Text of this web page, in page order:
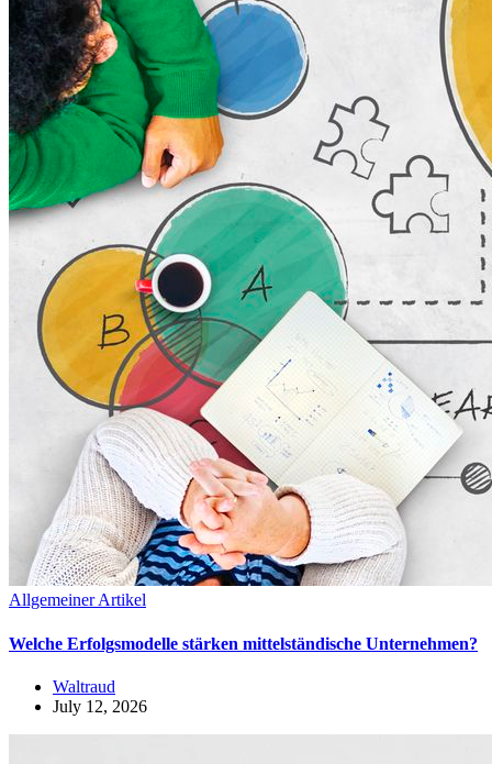
Allgemeiner Artikel
Welche Erfolgsmodelle stärken mittelständische Unternehmen?
Waltraud
July 12, 2026